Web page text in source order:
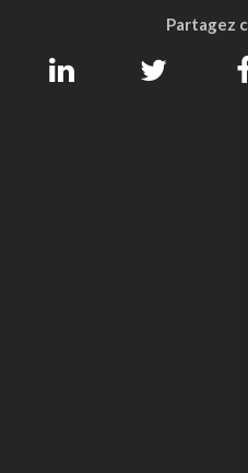
Partagez